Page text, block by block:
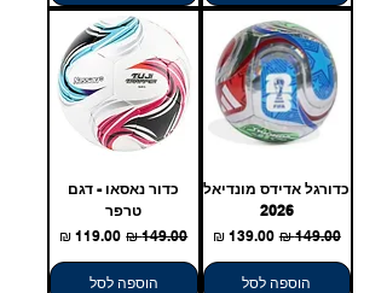
כדורגל אדידס מונדיאל
2026
מחיר רגיל‏149.00 ‏₪ מחיר מבצע‏139.00 ‏₪
הוספה לסל
כדור נאסאו - דגם
טרפר
מחיר רגיל‏149.00 ‏₪ מחיר מבצע
הוספה לסל